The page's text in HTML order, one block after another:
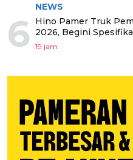
6
NEWS
Hino Pamer Truk
2026, Begini
19 jam